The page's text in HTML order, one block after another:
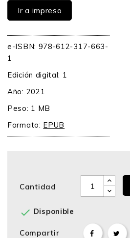
Ir a impreso
e-ISBN: 978-612-317-663-
1
Edición digital: 1
Año: 2021
Peso: 1 MB
Formato: EPUB
Cantidad
 Disponible
Compartir